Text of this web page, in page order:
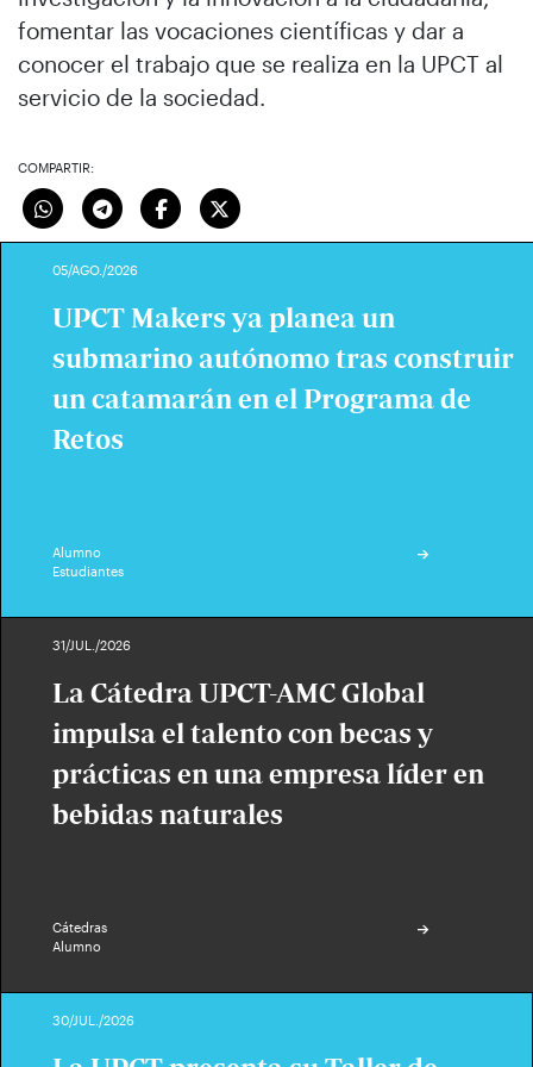
fomentar las vocaciones científicas y dar a
conocer el trabajo que se realiza en la UPCT al
servicio de la sociedad.
COMPARTIR:
05/AGO./2026
UPCT Makers ya planea un
submarino autónomo tras construir
un catamarán en el Programa de
Retos
Alumno
Estudiantes
31/JUL./2026
La Cátedra UPCT-AMC Global
impulsa el talento con becas y
prácticas en una empresa líder en
bebidas naturales
Cátedras
Alumno
30/JUL./2026